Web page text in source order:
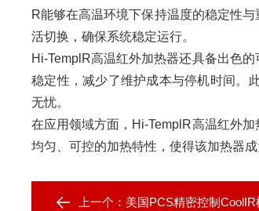
R能够在高温环境下保持温度的稳定性
活切换，确保系统稳定运行。
Hi-TemplR高温红外加热器还具备出色
稳定性，减少了维护成本与停机时间。
无忧。
在应用领域方面，Hi-TemplR高温红外
均匀、可控的加热特性，使得该加热器
上一个： 美国PCS精密控制CoolIR模